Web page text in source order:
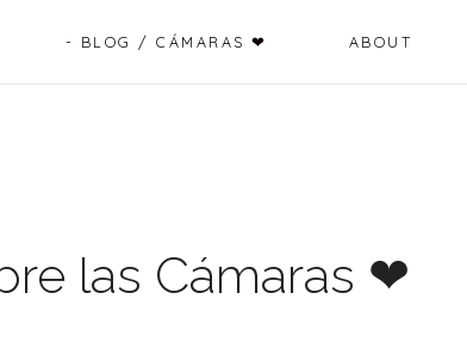
BLOG / CÁMARAS ❤ ABOUT
las Cámaras ❤